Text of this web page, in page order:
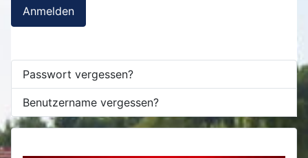
Anmelden
Passwort vergessen?
Benutzername vergessen?